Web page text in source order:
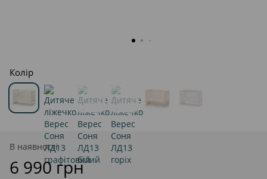
Колір
В наявності
6 990 грн